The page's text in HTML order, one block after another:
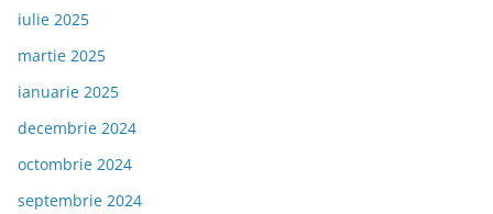
iulie 2025
martie 2025
ianuarie 2025
decembrie 2024
octombrie 2024
septembrie 2024